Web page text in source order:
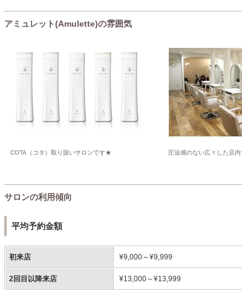
アミュレット(Amulette)の雰囲気
COTA（コタ）取り扱いサロンです★ 圧迫感のない広々した店
サロンの利用傾向
平均予約金額
初来店 ¥9,000～¥9,999
2回目以降来店 ¥13,000～¥13,999